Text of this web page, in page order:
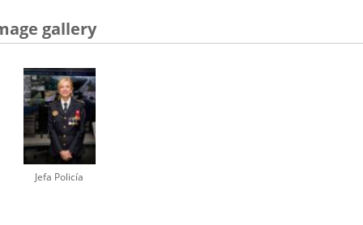
gallery
Jefa Policía